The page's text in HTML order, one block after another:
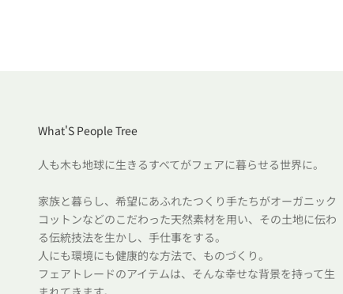
What'S People Tree
人も木も地球に生きるすべてがフェアに暮らせる世界に。
家族と暮らし、希望にあふれたつくり手たちがオーガニック
コットンなどのこだわった天然素材を用い、その土地に伝わ
る伝統技法を生かし、手仕事をする。
人にも環境にも健康的な方法で、ものづくり。
フェアトレードのアイテムは、そんな幸せな背景を持って生